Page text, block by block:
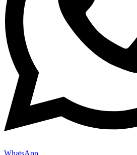
WhatsApp